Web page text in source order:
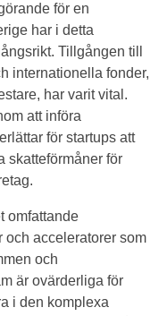
för en
har i detta
Tillgången till
internationella fonder,
har varit vital.
att införa
för startups att
skatteförmåner för
omfattande
och acceleratorer som
och
är ovärderliga för
i den komplexa